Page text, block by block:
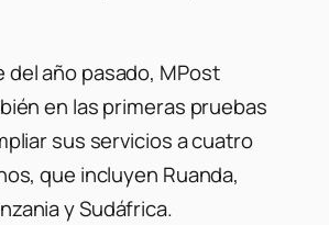
del año pasado, MPost
en las primeras pruebas
sus servicios a cuatro
que incluyen Ruanda,
y Sudáfrica.